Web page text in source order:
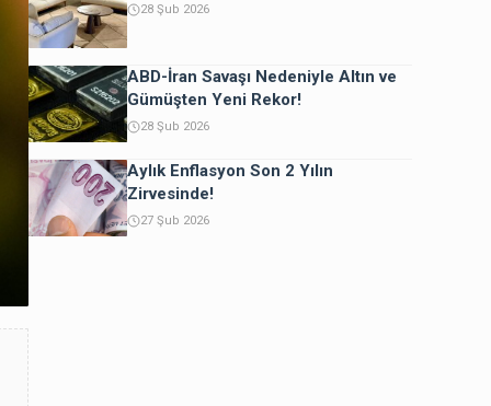
28 Şub 2026
ABD-İran Savaşı Nedeniyle Altın ve
Gümüşten Yeni Rekor!
28 Şub 2026
Aylık Enflasyon Son 2 Yılın
Zirvesinde!
27 Şub 2026